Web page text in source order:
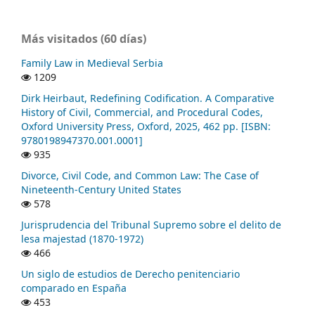
Más visitados (60 días)
Family Law in Medieval Serbia
1209
Dirk Heirbaut, Redefining Codification. A Comparative
History of Civil, Commercial, and Procedural Codes,
Oxford University Press, Oxford, 2025, 462 pp. [ISBN:
9780198947370.001.0001]
935
Divorce, Civil Code, and Common Law: The Case of
Nineteenth-Century United States
578
Jurisprudencia del Tribunal Supremo sobre el delito de
lesa majestad (1870-1972)
466
Un siglo de estudios de Derecho penitenciario
comparado en España
453